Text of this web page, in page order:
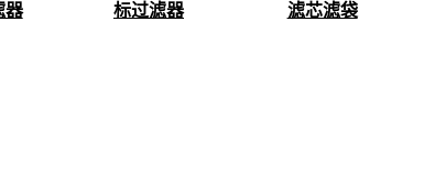
器
标过滤器
滤芯滤袋